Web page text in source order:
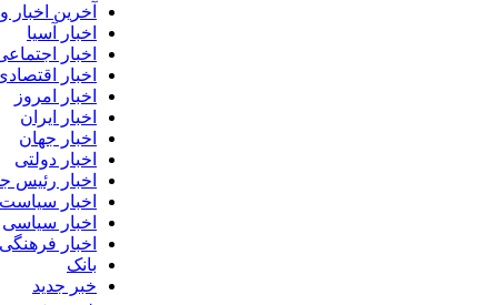
آخرین
اخبار آسیا
اخبار
اخبار
اخبار امروز
اخبار ایران
اخبار جهان
اخبار دولتی
اخبار رئیس
اخبار سیاست
اخبار سیاسی
اخبار فرهنگی
بانک
خبر جدید